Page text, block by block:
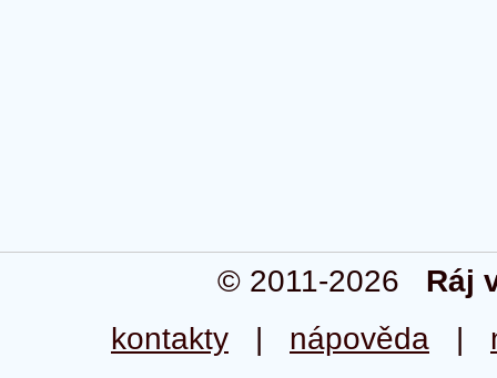
© 2011-2026 Ráj
kontakty | nápověda |